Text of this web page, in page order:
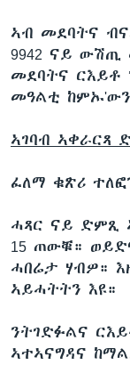
ኣብ መደባትና
9942 ናይ
መደባትና ርእይቶ
መዓልቲ
ኣገባብ ኣቀራርጻ
ፈለማ ቁጽሪ ተለፎን
ሓጻር ናይ ድምጺ
15 ጠውቑ።
ሓበሬታ ሃብዎ።
ኣይሓትትን እዩ።
ንትገድፉልና
ኣተኣናግዳና